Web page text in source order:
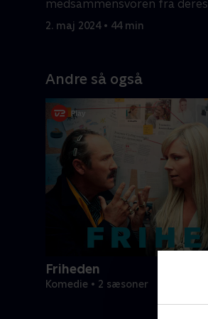
medsammensvoren fra deres
svindlerfortid pludselig op.
2. maj 2024 • 44 min
Andre så også
Friheden
Komedie • 2 sæsoner